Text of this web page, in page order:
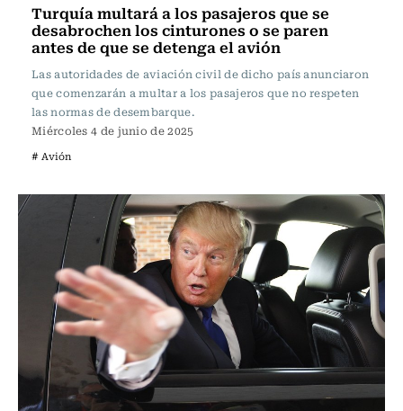
Turquía multará a los pasajeros que se
desabrochen los cinturones o se paren
antes de que se detenga el avión
Las autoridades de aviación civil de dicho país anunciaron
que comenzarán a multar a los pasajeros que no respeten
las normas de desembarque.
Miércoles 4 de junio de 2025
# Avión